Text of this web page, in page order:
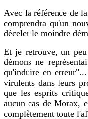
Avec la référence de
comprendra qu'un
déceler le moindre
Et je retrouve, un
démons ne
qu'induire en
virulents dans leurs
que les esprits
aucun cas de Morax,
complètement toute